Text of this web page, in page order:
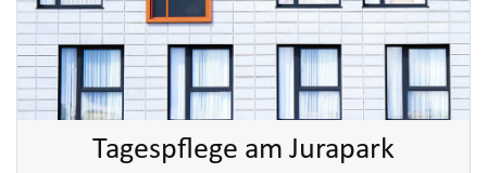
Tagespflege am Jurapark